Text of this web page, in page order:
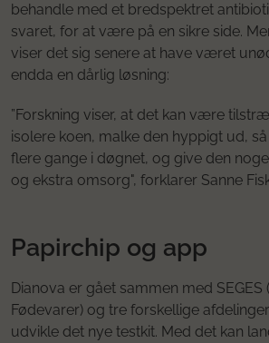
behandle med et bredspektret
svaret, for at være på en sikre side.
viser det sig senere at have været
endda en dårlig løsning:
”Forskning viser, at det kan være
isolere koen, malke den hyppigt ud,
flere gange i døgnet, og give den
og ekstra omsorg", forklarer Sanne
Papirchip og app
Dianova er gået sammen med SEGES
Fødevarer) og tre forskellige
udvikle det nye testkit. Med det kan